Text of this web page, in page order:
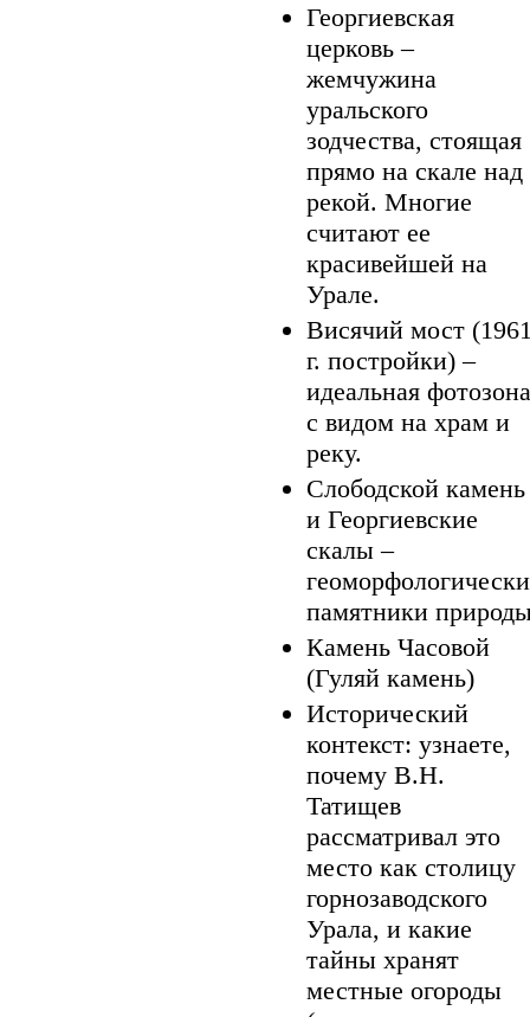
Георгиевская
церковь –
жемчужина
уральского
зодчества, стоящая
прямо на скале над
рекой. Многие
считают ее
красивейшей на
Урале.
Висячий мост
г. постройки) –
идеальная фотозона
с видом на храм и
реку.
Слободской камень
и Георгиевские
скалы –
памятники
Камень Часовой
(Гуляй камень)
Исторический
контекст: узнаете,
почему В.Н.
Татищев
рассматривал это
место как столицу
горнозаводского
Урала, и какие
тайны хранят
местные огороды